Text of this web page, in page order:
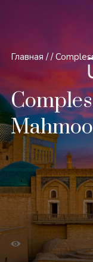
Главная / /